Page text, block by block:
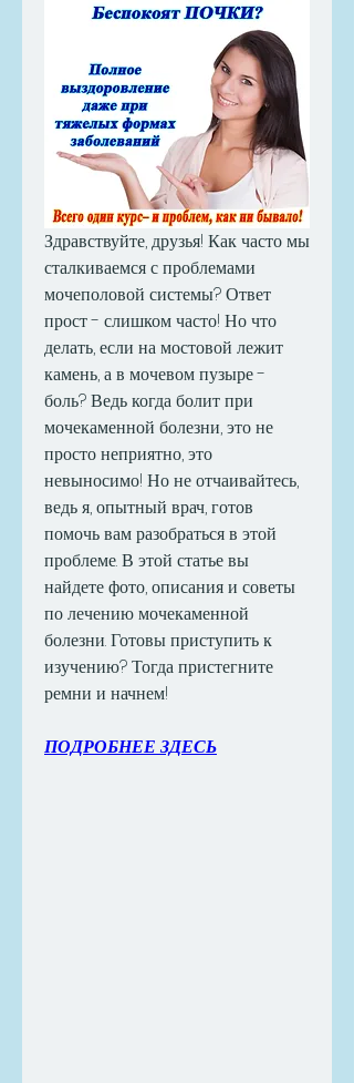
Здравствуйте, друзья! Как часто мы
сталкиваемся с проблемами
мочеполовой системы? Ответ
прост - слишком часто! Но что
делать, если на мостовой лежит
камень, а в мочевом пузыре -
боль? Ведь когда болит при
мочекаменной болезни, это не
просто неприятно, это
невыносимо! Но не отчаивайтесь,
ведь я, опытный врач, готов
помочь вам разобраться в этой
проблеме. В этой статье вы
найдете фото, описания и советы
по лечению мочекаменной
болезни. Готовы приступить к
изучению? Тогда пристегните
ремни и начнем!
ПОДРОБНЕЕ ЗДЕСЬ